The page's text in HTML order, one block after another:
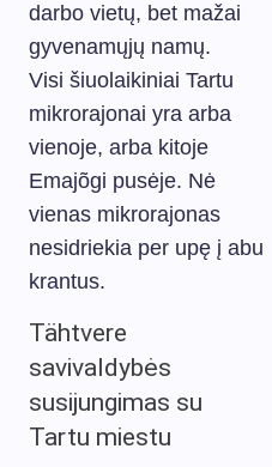
darbo vietų, bet mažai
gyvenamųjų namų.
Visi šiuolaikiniai Tartu
mikrorajonai yra arba
vienoje, arba kitoje
Emajõgi pusėje. Nė
vienas mikrorajonas
nesidriekia per upę į abu
krantus.
Tähtvere
savivaldybės
susijungimas su
Tartu miestu